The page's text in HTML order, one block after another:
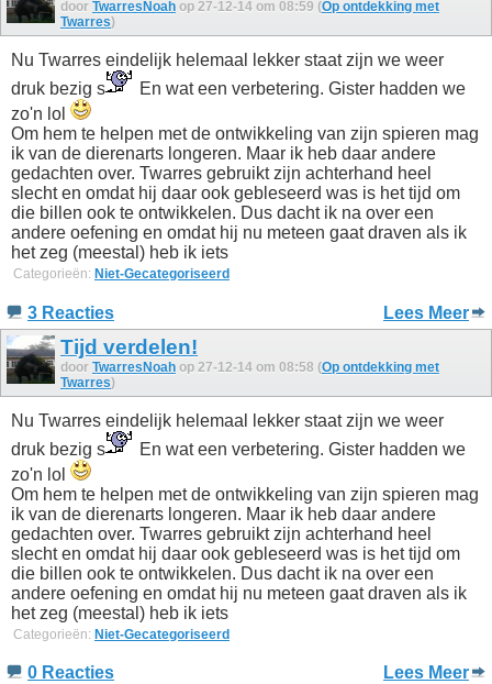
door TwarresNoah op 27-12-14 om 08:59 (Op ontdekking met
Twarres)
Nu Twarres eindelijk helemaal lekker staat zijn we weer
druk bezig s
En wat een verbetering. Gister hadden we
zo'n lol
Om hem te helpen met de ontwikkeling van zijn spieren mag
ik van de dierenarts longeren. Maar ik heb daar andere
gedachten over. Twarres gebruikt zijn achterhand heel
slecht en omdat hij daar ook gebleseerd was is het tijd om
die billen ook te ontwikkelen. Dus dacht ik na over een
andere oefening en omdat hij nu meteen gaat draven als ik
het zeg (meestal) heb ik iets
Categorieën: Niet-Gecategoriseerd
3 Reacties Lees Meer
Tijd verdelen!
door TwarresNoah op 27-12-14 om 08:58 (Op ontdekking met
Twarres)
Nu Twarres eindelijk helemaal lekker staat zijn we weer
druk bezig s
En wat een verbetering. Gister hadden we
zo'n lol
Om hem te helpen met de ontwikkeling van zijn spieren mag
ik van de dierenarts longeren. Maar ik heb daar andere
gedachten over. Twarres gebruikt zijn achterhand heel
slecht en omdat hij daar ook gebleseerd was is het tijd om
die billen ook te ontwikkelen. Dus dacht ik na over een
andere oefening en omdat hij nu meteen gaat draven als ik
het zeg (meestal) heb ik iets
Categorieën: Niet-Gecategoriseerd
0 Reacties Lees Meer